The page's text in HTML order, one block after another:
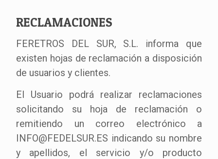
RECLAMACIONES
FERETROS DEL SUR, S.L. informa que
existen hojas de reclamación a disposición
de usuarios y clientes.
El Usuario podrá realizar reclamaciones
solicitando su hoja de reclamación o
remitiendo un correo electrónico a
INFO@FEDELSUR.ES indicando su nombre
y apellidos, el servicio y/o producto